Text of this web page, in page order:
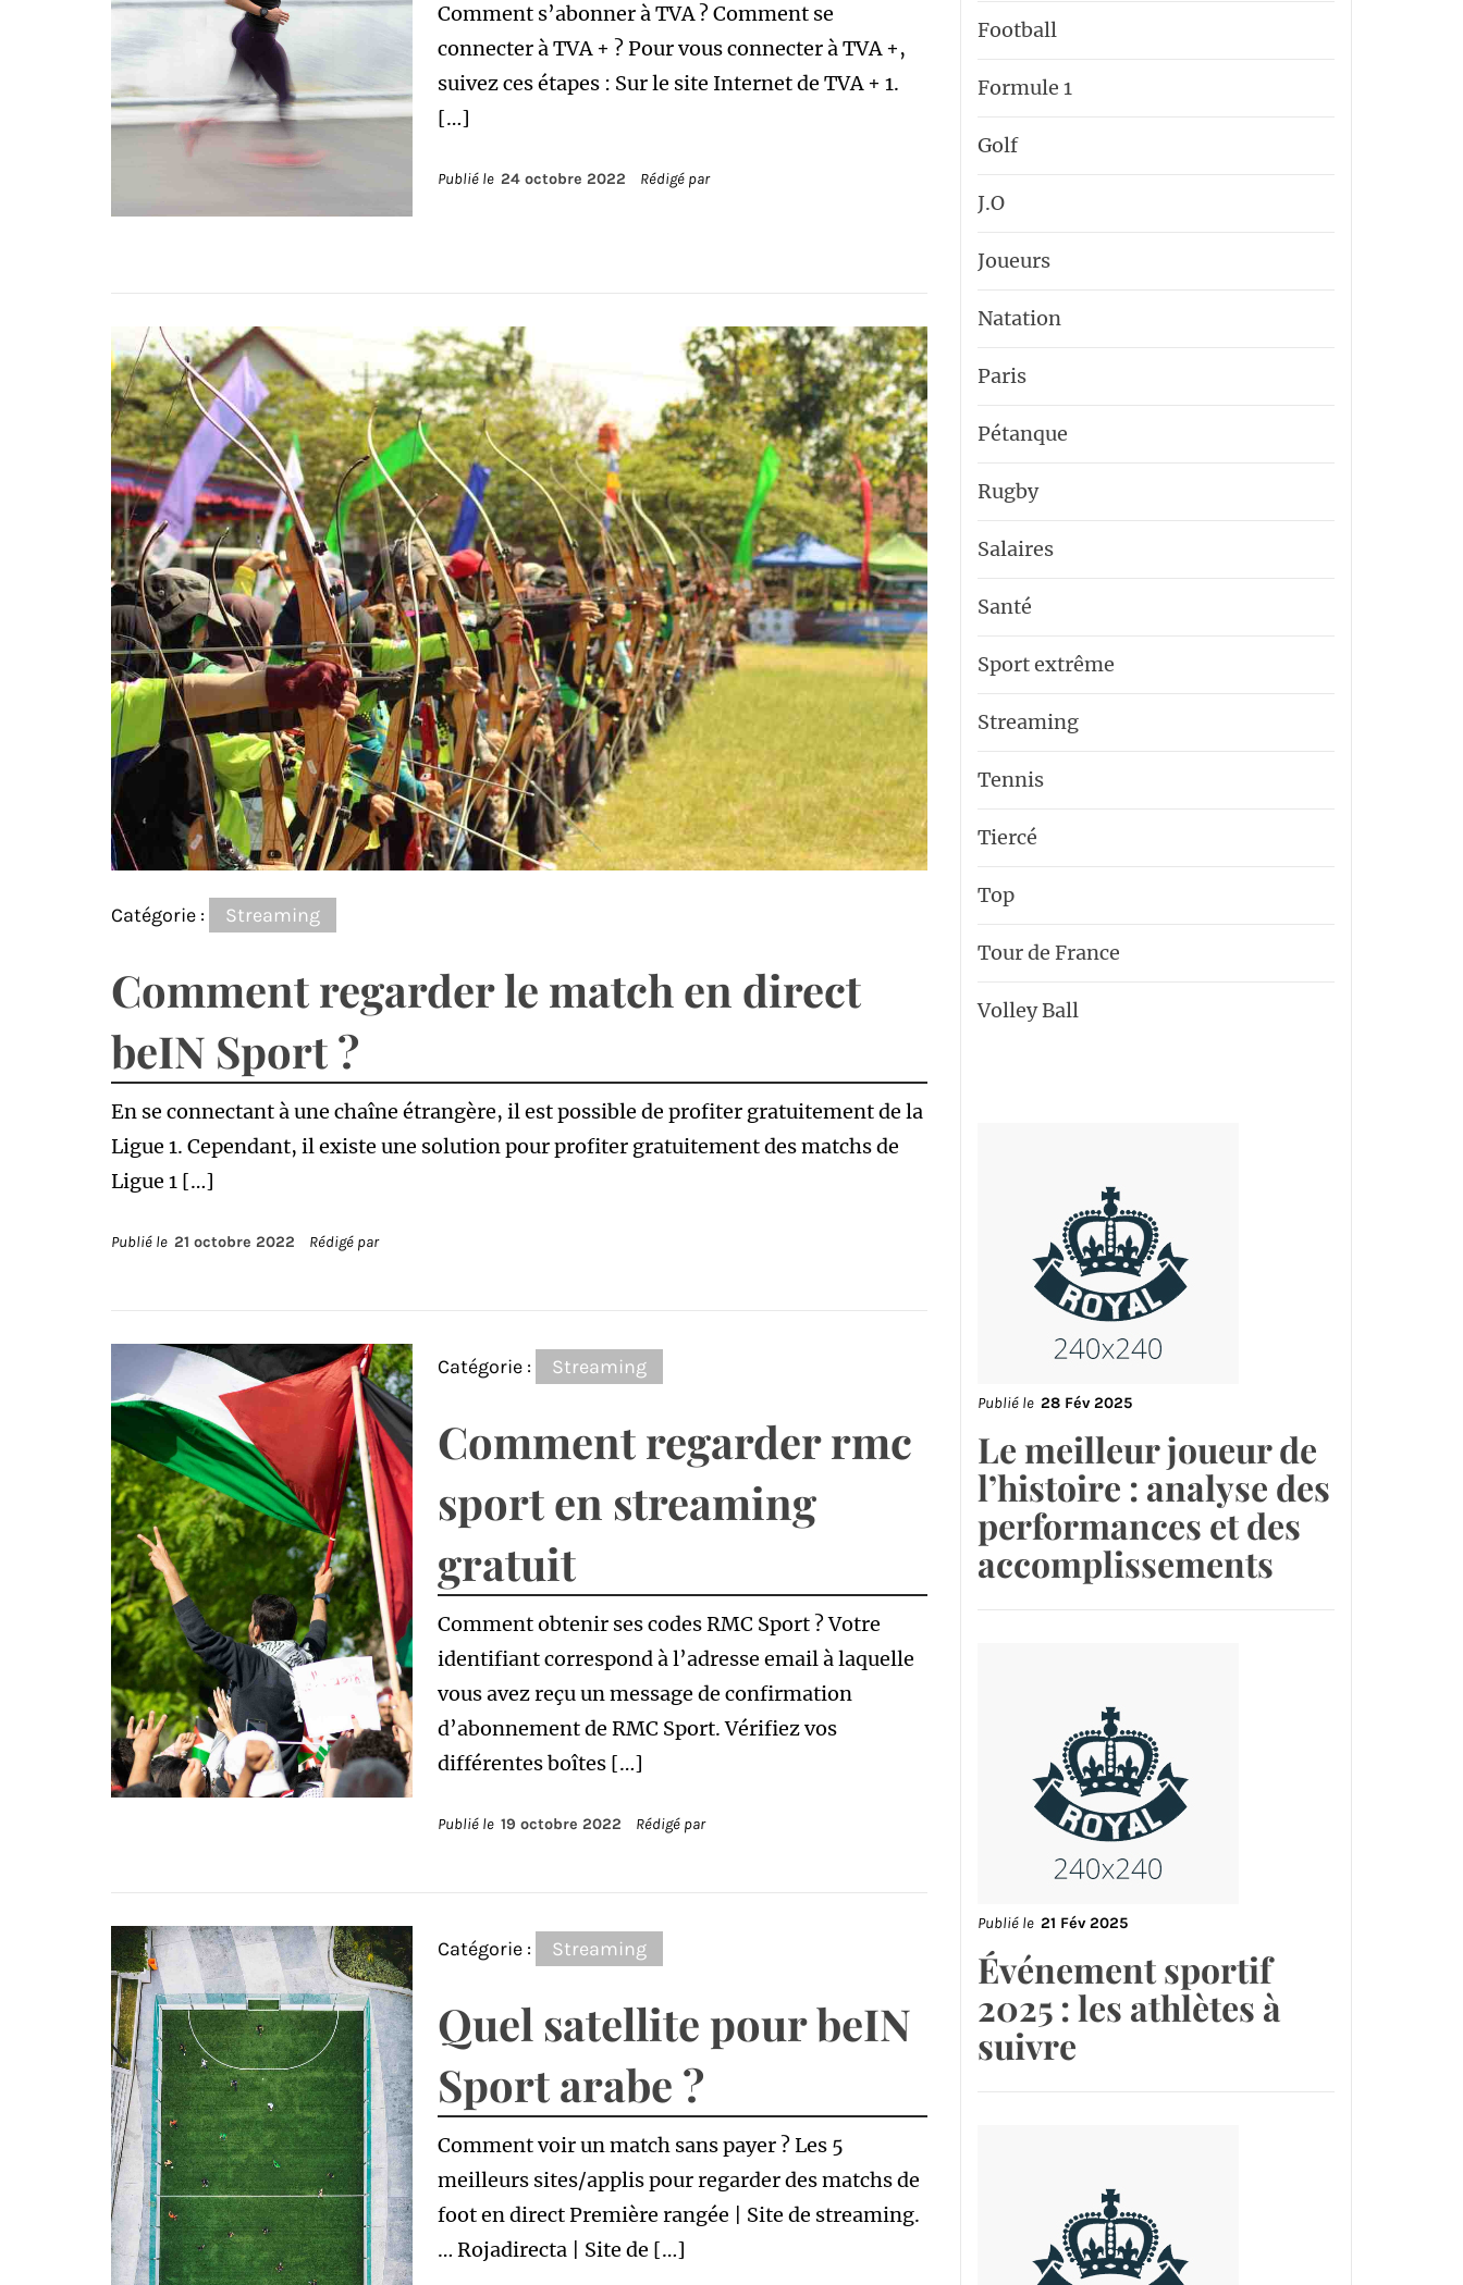
Comment s’abonner à TVA ? Comment se
connecter à TVA + ? Pour vous connecter à TVA +,
suivez ces étapes : Sur le site Internet de TVA + 1.
[…]
Publié le 24 octobre 2022 Rédigé par
Catégorie : Streaming
Comment regarder le match en direct
beIN Sport ?
En se connectant à une chaîne étrangère, il est possible de profiter gratuitement de la
Ligue 1. Cependant, il existe une solution pour profiter gratuitement des matchs de
Ligue 1 […]
Publié le 21 octobre 2022 Rédigé par
Catégorie : Streaming
Comment regarder rmc
sport en streaming
gratuit
Comment obtenir ses codes RMC Sport ? Votre
identifiant correspond à l’adresse email à laquelle
vous avez reçu un message de confirmation
d’abonnement de RMC Sport. Vérifiez vos
différentes boîtes […]
Publié le 19 octobre 2022 Rédigé par
Catégorie : Streaming
Quel satellite pour beIN
Sport arabe ?
Comment voir un match sans payer ? Les 5
meilleurs sites/applis pour regarder des matchs de
foot en direct Première rangée | Site de streaming.
… Rojadirecta | Site de […]
Football
Formule 1
Golf
J.O
Joueurs
Natation
Paris
Pétanque
Rugby
Salaires
Santé
Sport extrême
Streaming
Tennis
Tiercé
Top
Tour de France
Volley Ball
Publié le 28 Fév 2025
Le meilleur joueur de
l’histoire : analyse des
performances et des
accomplissements
Publié le 21 Fév 2025
Événement sportif
2025 : les athlètes à
suivre